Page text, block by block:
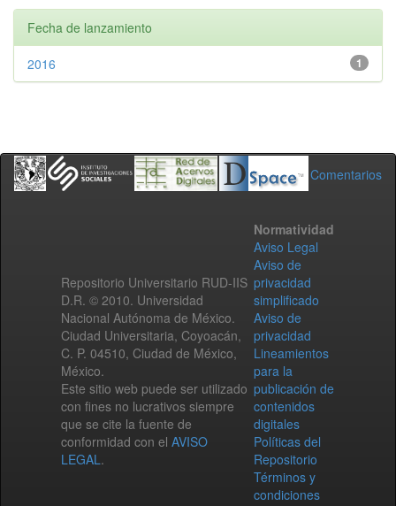
Fecha de lanzamiento
1
2016
Comentarios
Repositorio Universitario RUD-IIS
D.R. © 2010. Universidad
Nacional Autónoma de México.
Ciudad Universitaria, Coyoacán,
C. P. 04510, Ciudad de México,
México.
Este sitio web puede ser utilizado
con fines no lucrativos siempre
que se cite la fuente de
conformidad con el AVISO
LEGAL.
Normatividad
Aviso Legal
Aviso de
privacidad
simplificado
Aviso de
privacidad
Lineamientos
para la
publicación de
contenidos
digitales
Políticas del
Repositorio
Términos y
condiciones